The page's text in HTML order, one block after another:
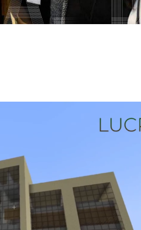
de Alumnos
extracurriculares
Prácticas en empresa
PARS